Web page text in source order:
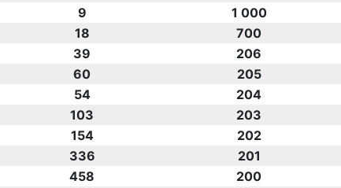
9
1 000
18
700
39
206
60
205
54
204
103
203
154
202
336
201
458
200